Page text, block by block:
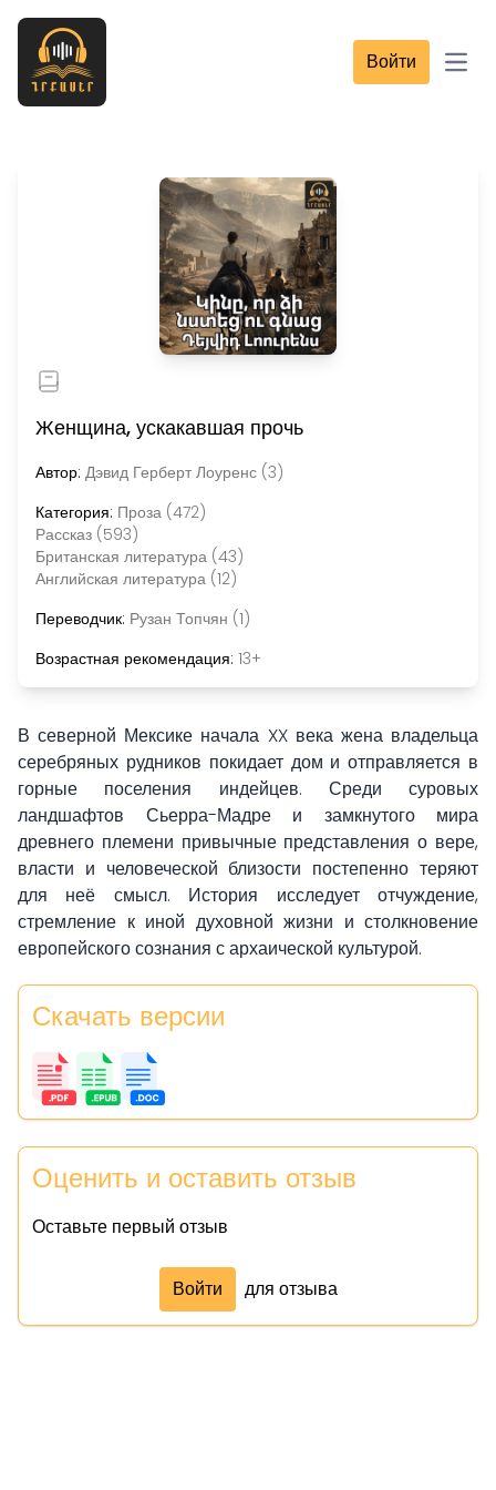
Войти
Женщина, ускакавшая прочь
Автор: Дэвид Герберт Лоуренс (3)
Категория: Проза (472)
Рассказ (593)
Британская литература (43)
Английская литература (12)
Переводчик: Рузан Топчян (1)
Возрастная рекомендация: 13+
В северной Мексике начала XX века жена владельца
серебряных рудников покидает дом и отправляется в
горные поселения индейцев. Среди суровых
ландшафтов Сьерра-Мадре и замкнутого мира
древнего племени привычные представления о вере,
власти и человеческой близости постепенно теряют
для неё смысл. История исследует отчуждение,
стремление к иной духовной жизни и столкновение
европейского сознания с архаической культурой.
Скачать версии
Оценить и оставить отзыв
Оставьте первый отзыв
Войти для отзыва